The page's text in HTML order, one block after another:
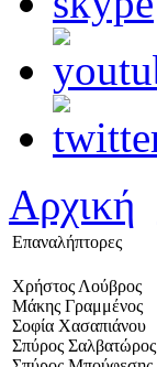
Αρχική
Επαναλήπτορες
Χρήστος Λούβρος
Μάκης Γραμμένος
Σοφία Χασαπιάνου
Σπύρος Σαλβατώρος